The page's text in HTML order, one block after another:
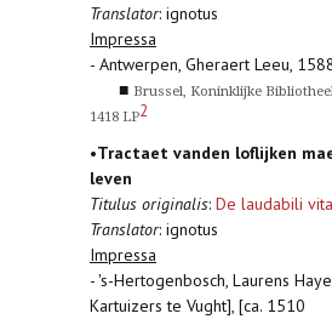
Translator: ignotus
Impressa
- Antwerpen, Gheraert Leeu,
■ Brussel, Koninklijke
1418 LP2
•Tractaet vanden loflijken
leven
Titulus originalis: De laudabili
Translator: ignotus
Impressa
- 's-Hertogenbosch, Laurens
Kartuizers te Vught], [ca. 1510